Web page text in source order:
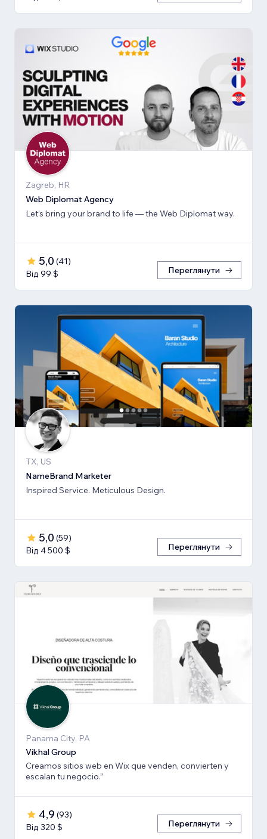
Zagreb, HR
Web Diplomat Agency
Let’s bring your brand to life — the Web Diplomat way.
5,0 (41)
Від 99 $
Переглянути
TX, US
NameBrand Marketer
Inspired Service. Meticulous Design.
5,0 (59)
Від 4 500 $
Переглянути
Panama City, PA
Vikhal Group
Creamos sitios web en Wix que venden, convierten y
escalan tu negocio.”
4,9 (93)
Від 320 $
Переглянути